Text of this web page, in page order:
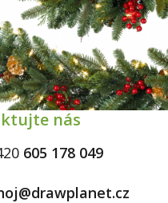
nás
605 178 049